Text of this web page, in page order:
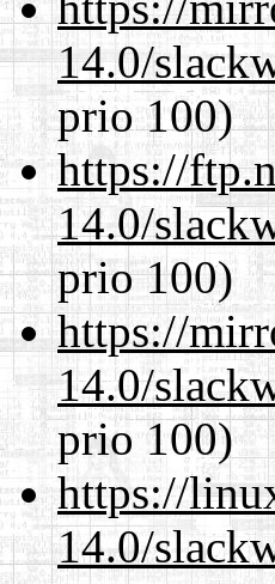
14.0/
prio 100)
https://
14.0/
prio 100)
https://
14.0/
prio 100)
https://
14.0/